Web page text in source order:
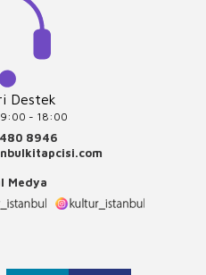
Destek
- 18:00
8946
Medya